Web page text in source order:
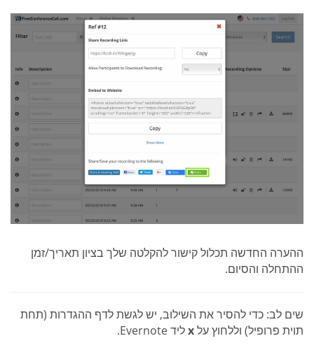
ההערה החדשה תכלול קישור להקלטה שלך בציון תאריך/זמן
ההתחלה והסיום.
שים לב: כדי להסיר את השילוב, יש לגשת לדף ההגדרות (תחת
תוית פרופיל) וללחוץ עלxליד Evernote.